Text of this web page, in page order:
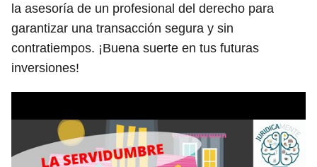
la asesoría de un profesional del derecho para
garantizar una transacción segura y sin
contratiempos. ¡Buena suerte en tus futuras
inversiones!